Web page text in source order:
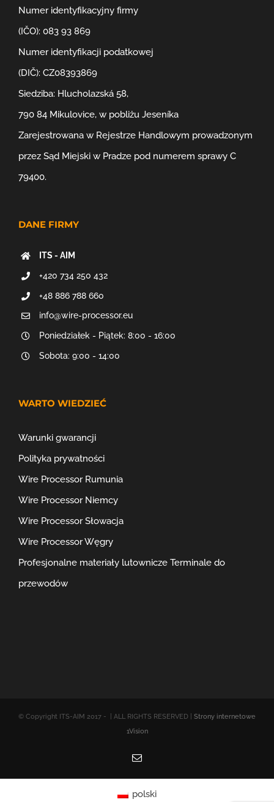
Numer identyfikacyjny firmy
(IČO): 083 93 869
Numer identyfikacji podatkowej
(DIČ): CZ08393869
Siedziba: Hlucholazská 58,
790 84 Mikulovice, w pobliżu Jeseníka
Zarejestrowana w Rejestrze Handlowym prowadzonym
przez Sąd Miejski w Pradze pod numerem sprawy C
79400.
DANE FIRMY
ITS - AIM
+420 734 250 432
+48 886 788 660
info@wire-processor.eu
Poniedziałek - Piątek: 8:00 - 16:00
Sobota: 9:00 - 14:00
WARTO WIEDZIEĆ
Warunki gwarancji
Polityka prywatności
Wire Processor Rumunia
Wire Processor Niemcy
Wire Processor Słowacja
Wire Processor Węgry
Profesjonalne materiały lutownicze Terminale do
przewodów
© Copyright ITS-AIM 2017 - | ALL RIGHTS RESERVED | Strony internetowe
1Vision
Email
polski